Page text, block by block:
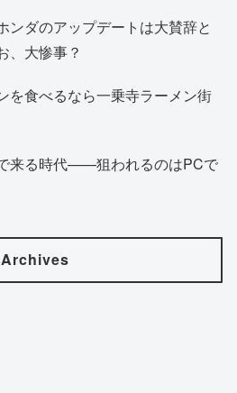
ンダのアップデートは大賛辞と
、大惨事？
を食べるなら一乗寺ラーメン街
来る時代——狙われるのはPCで
Archives